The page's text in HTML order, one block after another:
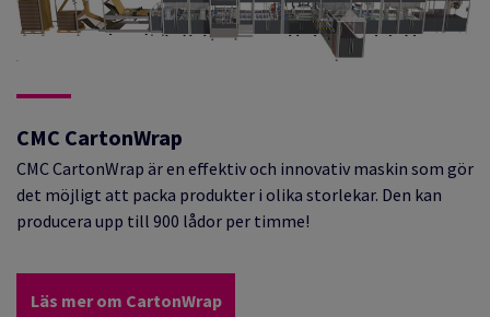
CMC CartonWrap
CMC CartonWrap är en effektiv och innovativ maskin som gör
det möjligt att packa produkter i olika storlekar. Den kan
producera upp till 900 lådor per timme!
Läs mer om CartonWrap